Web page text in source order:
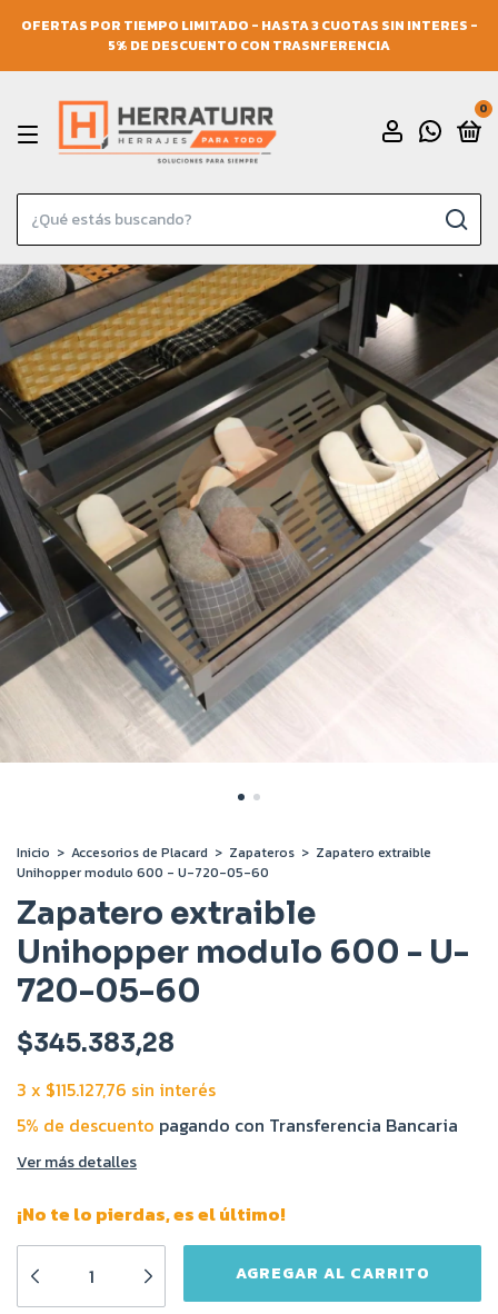
OFERTAS POR TIEMPO LIMITADO - HASTA 3 CUOTAS SIN INTERES -
5% DE DESCUENTO CON TRASNFERENCIA
0
Inicio > Accesorios de Placard > Zapateros > Zapatero extraible
Unihopper modulo 600 - U-720-05-60
Zapatero extraible
Unihopper modulo 600 - U-
720-05-60
$345.383,28
3 x $115.127,76 sin interés
5% de descuento pagando con Transferencia Bancaria
Ver más detalles
¡No te lo pierdas, es el último!